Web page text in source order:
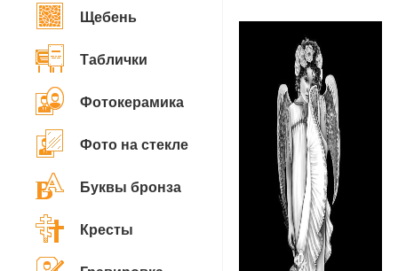
Щебень
Таблички
Фотокерамика
Фото на стекле
Буквы бронза
Кресты